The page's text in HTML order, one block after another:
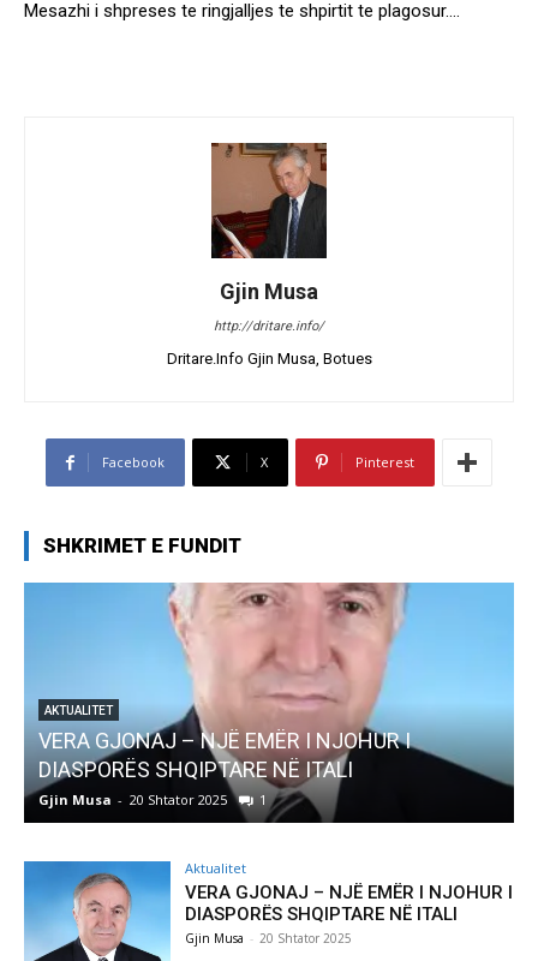
Mesazhi i shpreses te ringjalljes te shpirtit te plagosur….
Gjin Musa
http://dritare.info/
Dritare.Info Gjin Musa, Botues
Facebook X Pinterest
SHKRIMET E FUNDIT
AKTUALITET
Pregaditi Gjin Musa-Rome- Shtator 2025
Gjin Musa - 8 Shtator 2025 0
Aktualitet
VERA GJONAJ – NJË EMËR I NJOHUR I
DIASPORËS SHQIPTARE NË ITALI
Gjin Musa - 20 Shtator 2025